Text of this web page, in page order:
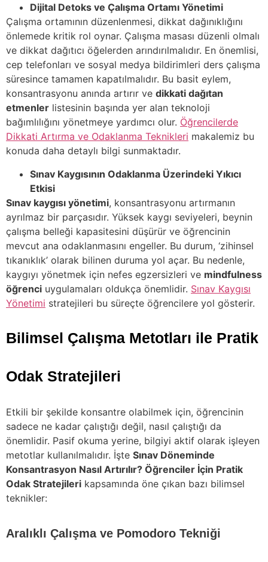
Dijital Detoks ve Çalışma Ortamı Yönetimi
Çalışma ortamının düzenlenmesi, dikkat dağınıklığını
önlemede kritik rol oynar. Çalışma masası düzenli olmalı
ve dikkat dağıtıcı öğelerden arındırılmalıdır. En önemlisi,
cep telefonları ve sosyal medya bildirimleri ders çalışma
süresince tamamen kapatılmalıdır. Bu basit eylem,
konsantrasyonu anında artırır ve dikkati dağıtan
etmenler listesinin başında yer alan teknoloji
bağımlılığını yönetmeye yardımcı olur. Öğrencilerde
Dikkati Artırma ve Odaklanma Teknikleri makalemiz bu
konuda daha detaylı bilgi sunmaktadır.
Sınav Kaygısının Odaklanma Üzerindeki Yıkıcı
Etkisi
Sınav kaygısı yönetimi, konsantrasyonu artırmanın
ayrılmaz bir parçasıdır. Yüksek kaygı seviyeleri, beynin
çalışma belleği kapasitesini düşürür ve öğrencinin
mevcut ana odaklanmasını engeller. Bu durum, ‘zihinsel
tıkanıklık’ olarak bilinen duruma yol açar. Bu nedenle,
kaygıyı yönetmek için nefes egzersizleri ve mindfulness
öğrenci uygulamaları oldukça önemlidir. Sınav Kaygısı
Yönetimi stratejileri bu süreçte öğrencilere yol gösterir.
Bilimsel Çalışma Metotları ile Pratik
Odak Stratejileri
Etkili bir şekilde konsantre olabilmek için, öğrencinin
sadece ne kadar çalıştığı değil, nasıl çalıştığı da
önemlidir. Pasif okuma yerine, bilgiyi aktif olarak işleyen
metotlar kullanılmalıdır. İşte Sınav Döneminde
Konsantrasyon Nasıl Artırılır? Öğrenciler İçin Pratik
Odak Stratejileri kapsamında öne çıkan bazı bilimsel
teknikler:
Aralıklı Çalışma ve Pomodoro Tekniği